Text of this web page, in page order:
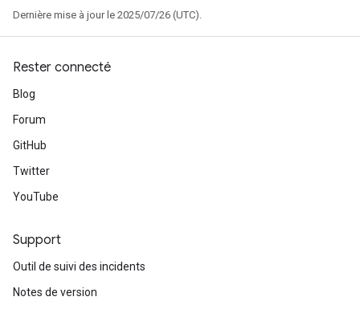
Dernière mise à jour le 2025/07/26 (UTC).
Rester connecté
Blog
Forum
GitHub
Twitter
YouTube
Support
Outil de suivi des incidents
Notes de version